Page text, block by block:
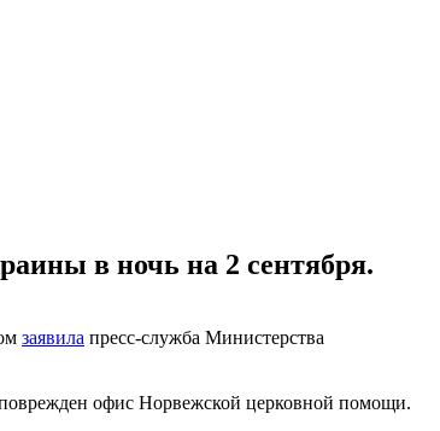
в ночь на 2 сентября.
заявила пресс-служба Министерства
офис Норвежской церковной помощи.